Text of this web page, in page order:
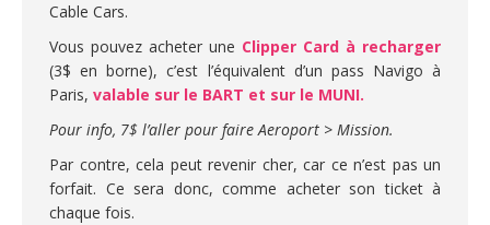
Cable Cars.
Vous pouvez acheter une Clipper Card à recharger
(3$ en borne), c’est l’équivalent d’un pass Navigo à
Paris, valable sur le BART et sur le MUNI.
Pour info, 7$ l’aller pour faire Aeroport > Mission.
Par contre, cela peut revenir cher, car ce n’est pas un
forfait. Ce sera donc, comme acheter son ticket à
chaque fois.